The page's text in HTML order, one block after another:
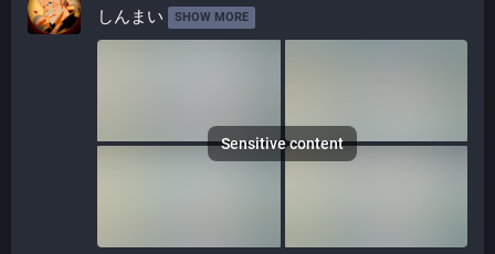
しんまい SHOW MORE
Sensitive content